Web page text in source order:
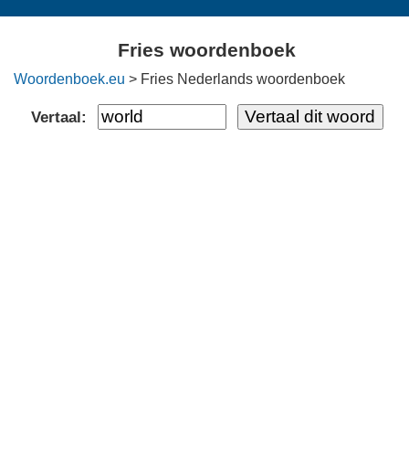
Fries woordenboek
Woordenboek.eu > Fries Nederlands woordenboek
Vertaal: